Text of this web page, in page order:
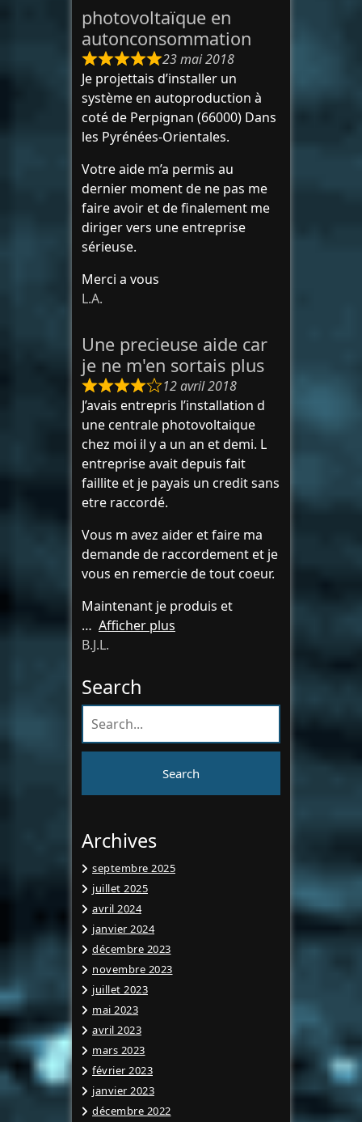
photovoltaïque en
autonconsommation
23 mai 2018
Je projettais d’installer un
système en autoproduction à
coté de Perpignan (66000) Dans
les Pyrénées-Orientales.
Votre aide m’a permis au
dernier moment de ne pas me
faire avoir et de finalement me
diriger vers une entreprise
sérieuse.
Merci a vous
L.A.
Une precieuse aide car
je ne m'en sortais plus
12 avril 2018
J’avais entrepris l’installation d
une centrale photovoltaique
chez moi il y a un an et demi. L
entreprise avait depuis fait
faillite et je payais un credit sans
etre raccordé.
Vous m avez aider et faire ma
demande de raccordement et je
vous en remercie de tout coeur.
Maintenant je produis et
Afficher plus
B.J.L.
Search
Archives
septembre 2025
juillet 2025
avril 2024
janvier 2024
décembre 2023
novembre 2023
juillet 2023
mai 2023
avril 2023
mars 2023
février 2023
janvier 2023
décembre 2022